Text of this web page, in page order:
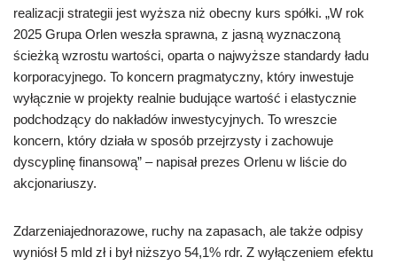
realizacji strategii jest wyższa niż obecny kurs spółki. „W rok
2025 Grupa Orlen weszła sprawna, z jasną wyznaczoną
ścieżką wzrostu wartości, oparta o najwyższe standardy ładu
korporacyjnego. To koncern pragmatyczny, który inwestuje
wyłącznie w projekty realnie budujące wartość i elastycznie
podchodzący do nakładów inwestycyjnych. To wreszcie
koncern, który działa w sposób przejrzysty i zachowuje
dyscyplinę finansową” – napisał prezes Orlenu w liście do
akcjonariuszy.
Zdarzeniajednorazowe, ruchy na zapasach, ale także odpisy
wyniósł 5 mld zł i był niższyo 54,1% rdr. Z wyłączeniem efektu